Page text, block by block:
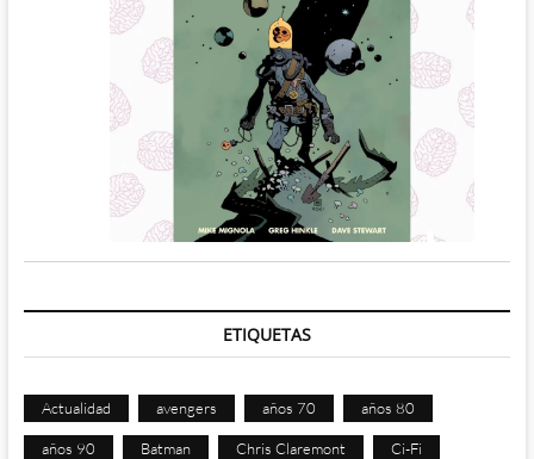
ETIQUETAS
Actualidad avengers años 70 años 80
años 90 Batman Chris Claremont Ci-Fi